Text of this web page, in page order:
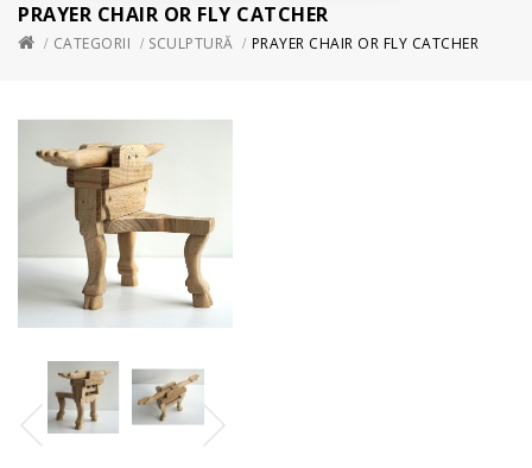
PRAYER CHAIR OR FLY CATCHER
CATEGORII SCULPTURĂ PRAYER CHAIR OR FLY CATCHER